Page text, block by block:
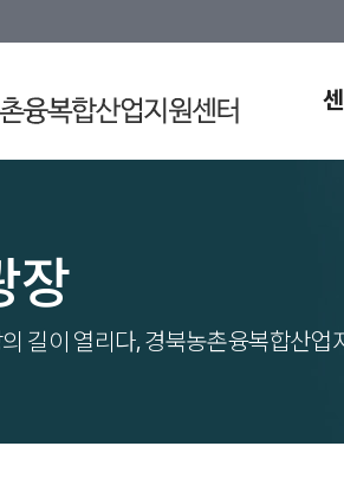
장
길이 열리다, 경북농촌융복합산업